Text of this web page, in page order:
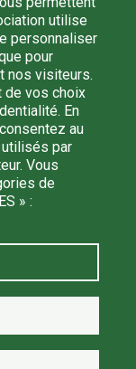
lapolitique de
personnelles
de recevoir des
à tout
utilise
personnaliser
pour
nos visiteurs.
de vos choix
En
au
par
Vous
de
» :
International 2022 -